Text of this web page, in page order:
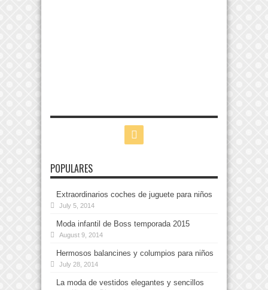
POPULARES
Extraordinarios coches de juguete para niños
July 5, 2014
Moda infantil de Boss temporada 2015
August 9, 2014
Hermosos balancines y columpios para niños
July 28, 2014
La moda de vestidos elegantes y sencillos